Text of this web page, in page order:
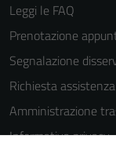
Leggi le FAQ
Prenotazione
Segnalazione
Richiesta assistenza
Amministrazione
Informativa privacy